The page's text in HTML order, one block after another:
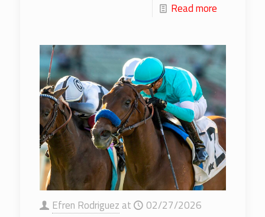
Read more
Efren Rodriguez at 02/27/2026